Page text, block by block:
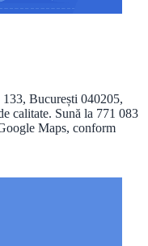
București 040205,
calitate. Sună la 771 083
Maps, conform